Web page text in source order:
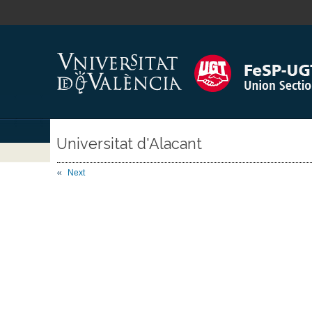
Universitat d'Alacant
Next